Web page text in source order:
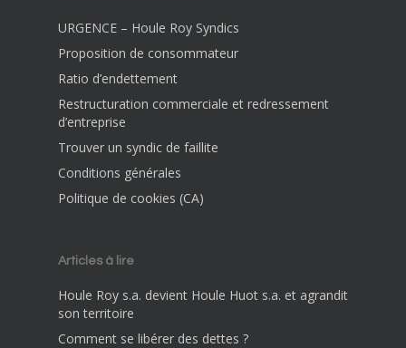
URGENCE – Houle Roy Syndics
Proposition de consommateur
Ratio d’endettement
Restructuration commerciale et redressement
d’entreprise
Trouver un syndic de faillite
Conditions générales
Politique de cookies (CA)
Articles à lire
Houle Roy s.a. devient Houle Huot s.a. et agrandit
son territoire
Comment se libérer des dettes ?